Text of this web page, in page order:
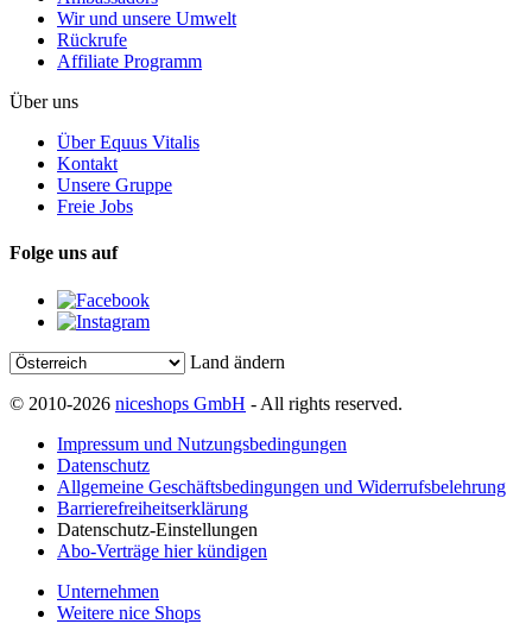
Wir und unsere Umwelt
Rückrufe
Affiliate Programm
Über uns
Über Equus Vitalis
Kontakt
Unsere Gruppe
Freie Jobs
Folge uns auf
Land ändern
© 2010-2026 niceshops GmbH - All rights reserved.
Impressum und Nutzungsbedingungen
Datenschutz
Allgemeine Geschäftsbedingungen und Widerrufsbelehrung
Barrierefreiheitserklärung
Datenschutz-Einstellungen
Abo-Verträge hier kündigen
Unternehmen
Weitere nice Shops